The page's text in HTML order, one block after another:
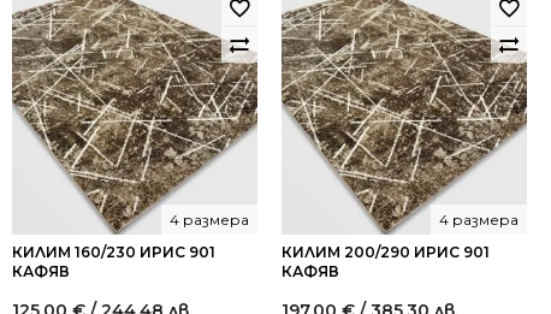
КИЛИМ 160/230 ИРИС 901
КАФЯВ
4 размера
КИЛИМ 200/290 ИРИС 901
КАФЯВ
4 размера